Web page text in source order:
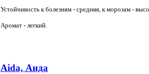
Устойчивость к болезням - средняя, к морозам -
Аромат - легкий.
Aida, Аида